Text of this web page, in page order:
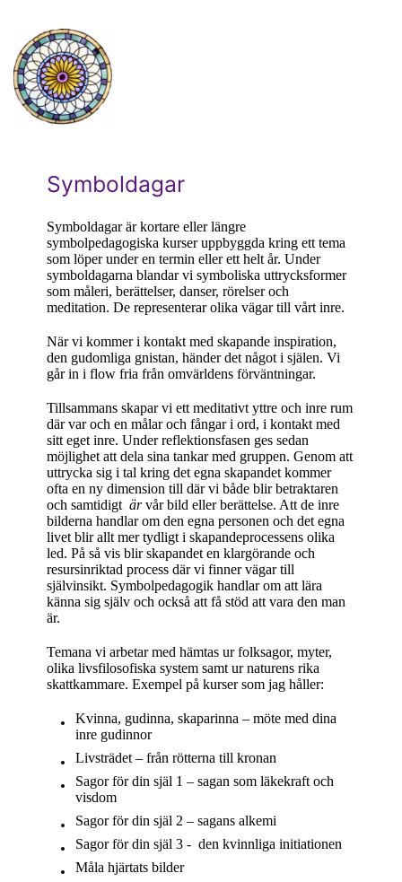
Symboldagar
Symboldagar är kortare eller längre
symbolpedagogiska kurser uppbyggda kring ett tema
som löper under en termin eller ett helt år. Under
symboldagarna blandar vi symboliska uttrycksformer
som måleri, berättelser, danser, rörelser och
meditation. De representerar olika vägar till vårt inre.
När vi kommer i kontakt med skapande inspiration,
den gudomliga gnistan, händer det något i själen. Vi
går in i flow fria från omvärldens förväntningar.
Tillsammans skapar vi ett meditativt yttre och inre rum
där var och en målar och fångar i ord, i kontakt med
sitt eget inre. Under reflektionsfasen ges sedan
möjlighet att dela sina tankar med gruppen. Genom att
uttrycka sig i tal kring det egna skapandet kommer
ofta en ny dimension till där vi både blir betraktaren
och samtidigtärvår bild eller berättelse. Att de inre
bilderna handlar om den egna personen och det egna
livet blir allt mer tydligt i skapandeprocessens olika
led. På så vis blir skapandet en klargörande och
resursinriktad process där vi finner vägar till
självinsikt. Symbolpedagogik handlar om att lära
känna sig själv och också att få stöd att vara den man
är.
Temana vi arbetar med hämtas ur folksagor, myter,
olika livsfilosofiska system samt ur naturens rika
skattkammare. Exempel på kurser som jag håller:
Kvinna, gudinna, skaparinna – möte med dina
inre gudinnor
Livsträdet – från rötterna till kronan
Sagor för din själ 1 – sagan som läkekraft och
visdom
Sagor för din själ 2 – sagans alkemi
Sagor för din själ 3 - den kvinnliga initiationen
Måla hjärtats bilder